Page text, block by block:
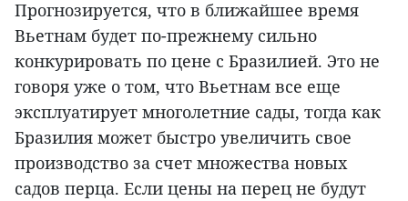
Прогнозируется, что в ближайшее время
Вьетнам будет по-прежнему сильно
конкурировать по цене с Бразилией. Это не
говоря уже о том, что Вьетнам все еще
эксплуатирует многолетние сады, тогда как
Бразилия может быстро увеличить свое
производство за счет множества новых
садов перца. Если цены на перец не будут